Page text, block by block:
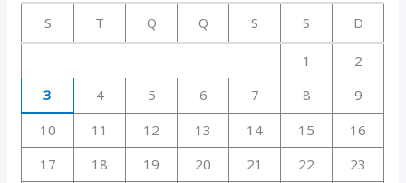
S T Q Q S S D
1
2
3
4 5 6 7 8
9
10
11 12 13 14 15
16
17
18 19 20 21 22 23